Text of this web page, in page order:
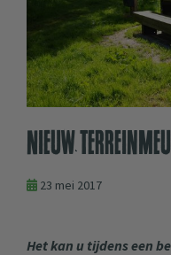
Nieuw
23 mei 2017
Het kan u tijdens een